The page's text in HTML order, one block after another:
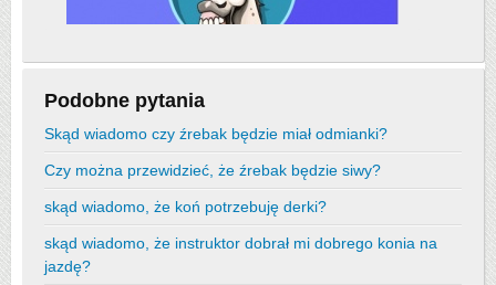
Podobne pytania
Skąd wiadomo czy źrebak będzie miał odmianki?
Czy można przewidzieć, że źrebak będzie siwy?
skąd wiadomo, że koń potrzebuję derki?
skąd wiadomo, że instruktor dobrał mi dobrego konia na
jazdę?